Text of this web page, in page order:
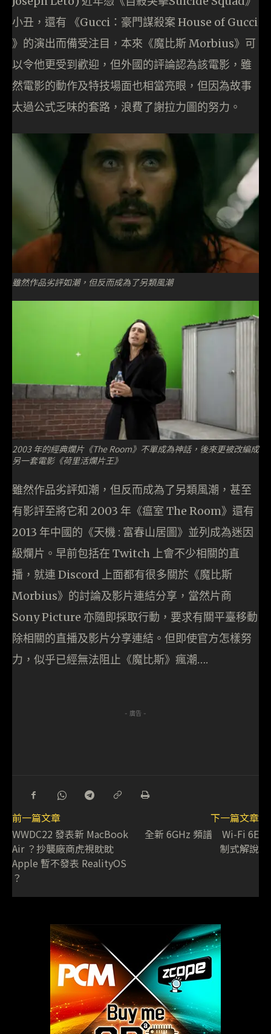
小丑，還有 《Gucci：豪門謀殺案 House of Gucci
》的演出而備受注目，本來《魔比斯 Morbius》可
以令他更受到歡迎，但外國的評論認為該電影，雖
然電影的動作及特技場面也相當亮眼，但因為故事
太過公式乏味的套路，浪費了謝拉力圖的努力。
雖然作品劣評如潮，但反而成為了另類風潮
2003 年的經典爛片《The Room》不單成為神話，後來更被改編成
另一套電影《荷里活爛片王》
雖然作品劣評如潮，但反而成為了另類風潮，甚至
有影評至將它和 2003 年《瘟室 The Room》還有
2013 年中國的《天機 : 富春山居圖》並列成為迷因
級爛片。早前包括在 Twitch 上會不少相關的直
播，就連 Discord 上面都有很多關於《魔比斯
Morbius》的討論及影片連結分享，當然片商
Sony Picture 亦隨即採取行動，要求有關平臺移動
除相關的直播及影片分享連結。但即使官方怎樣努
力，似乎已經無法阻止《魔比斯》瘋潮….
- 廣告 -
前一篇文章
WWDC22 發表新 MacBook
Air ？抄襲廠商虎視眈眈
Apple 暫不發表 RealityOS
？
下一篇文章
全新 6GHz 頻譜 Wi-Fi 6E
制式解說